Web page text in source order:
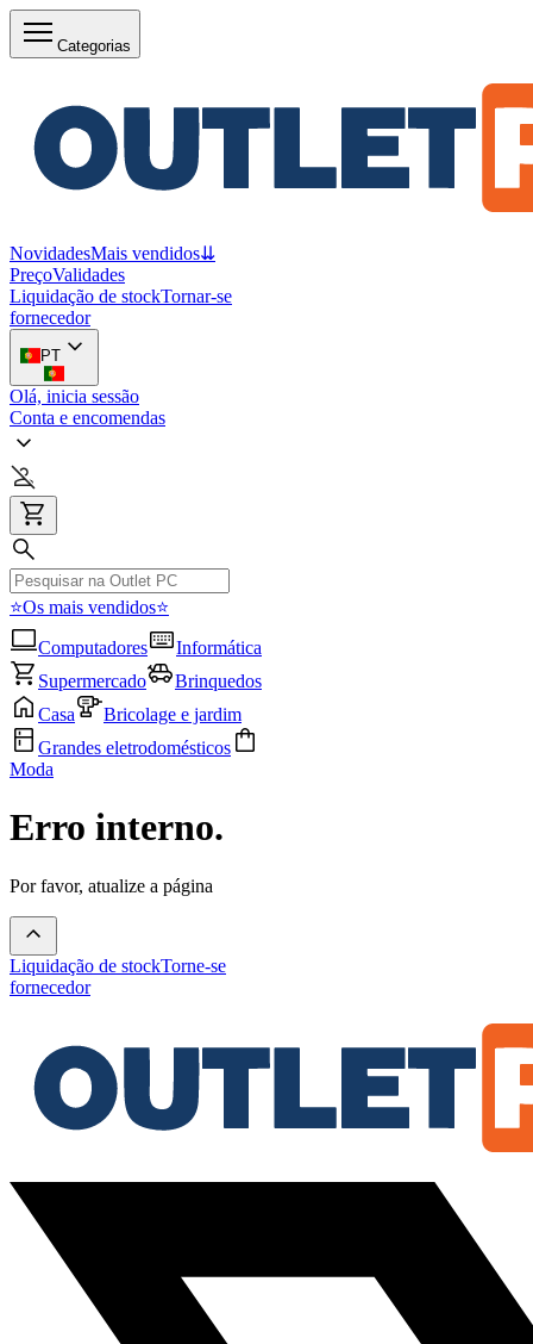
Categorias
NovidadesMais vendidos⇊
PreçoValidades
Liquidação de stockTornar-se
fornecedor
PT
Olá, inicia sessão
Conta e encomendas
⭐Os mais vendidos⭐
Computadores
Informática
Supermercado
Brinquedos
Casa
Bricolage e jardim
Grandes eletrodomésticos
Moda
Erro interno.
Por favor, atualize a página
Liquidação de stockTorne-se
fornecedor